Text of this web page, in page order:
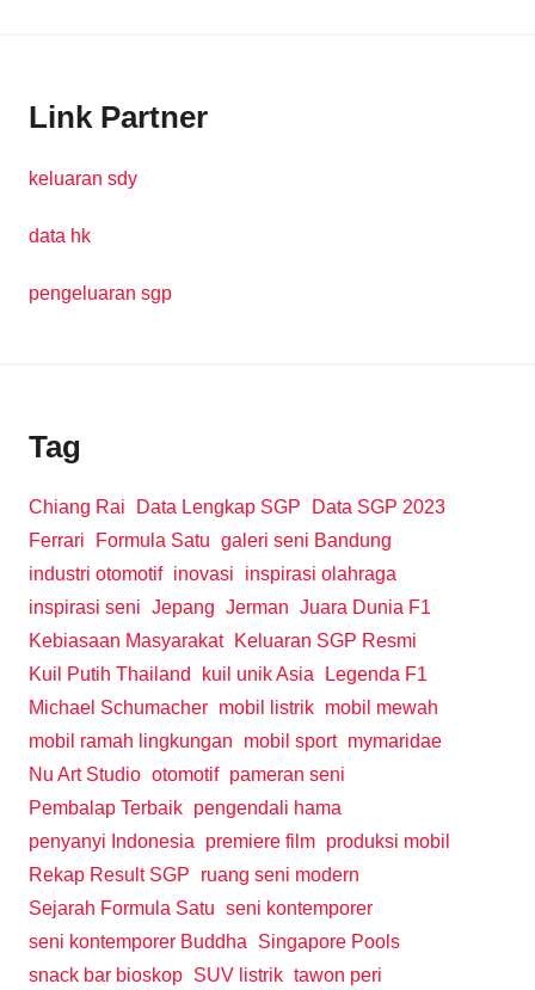
Link Partner
keluaran sdy
data hk
pengeluaran sgp
Tag
Chiang Rai Data Lengkap SGP
Data SGP 2023
Ferrari
Formula Satu galeri seni Bandung
industri otomotif inovasi
inspirasi olahraga
inspirasi seni Jepang Jerman Juara Dunia F1
Kebiasaan Masyarakat
Keluaran SGP Resmi
Kuil Putih Thailand
kuil unik Asia
Legenda F1
Michael Schumacher mobil listrik mobil mewah
mobil ramah lingkungan
mobil sport mymaridae
Nu Art Studio otomotif pameran seni
Pembalap Terbaik pengendali hama
penyanyi Indonesia
premiere film produksi mobil
Rekap Result SGP
ruang seni modern
Sejarah Formula Satu seni kontemporer
seni kontemporer Buddha
Singapore Pools
snack bar bioskop SUV listrik tawon peri